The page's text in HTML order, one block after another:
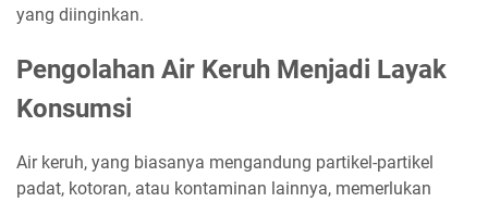
yang diinginkan.
Pengolahan Air Keruh Menjadi Layak
Konsumsi
Air keruh, yang biasanya mengandung partikel-partikel
padat, kotoran, atau kontaminan lainnya, memerlukan